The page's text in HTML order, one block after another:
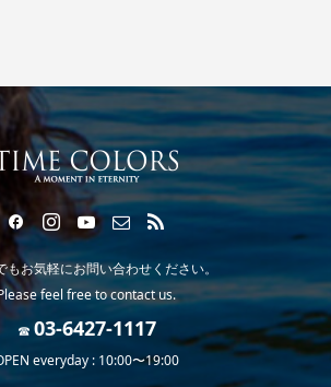
もお気軽にお問い合わせください。
feel free to contact us.
☎
everyday : 10:00〜19:00